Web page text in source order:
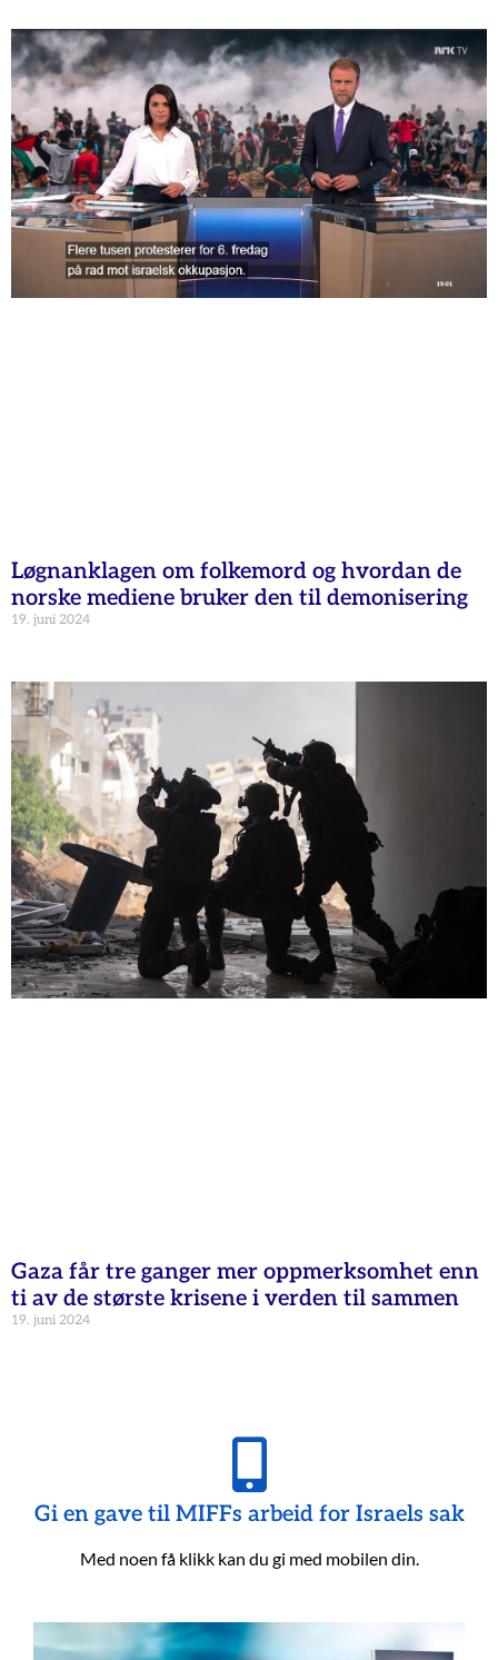
Løgnanklagen om folkemord og hvordan de
norske mediene bruker den til demonisering
19. juni 2024
Gaza får tre ganger mer oppmerksomhet enn
ti av de største krisene i verden til sammen
19. juni 2024
Gi en gave til MIFFs arbeid for Israels sak
Med noen få klikk kan du gi med mobilen din.